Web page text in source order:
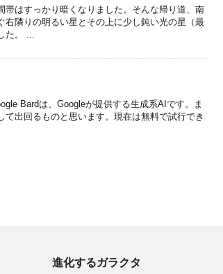
帯はすっかり暗くなりました。そんな帰り道、南
右隣りの明るい星とその上に少し鈍い光の星（最
た。 ...
Bardは、Googleが提供する生成系AIです。ま
出回るものと思います。現在は無料で試行でき
進化するガラクタ